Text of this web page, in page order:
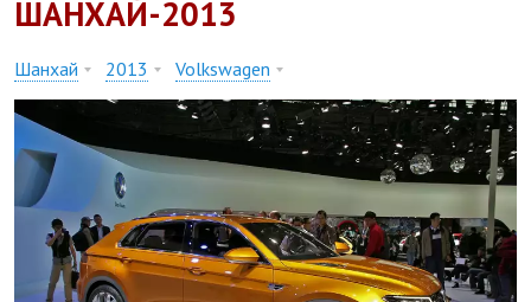
ШАНХАЙ-2013
Шанхай 2013 Volkswagen